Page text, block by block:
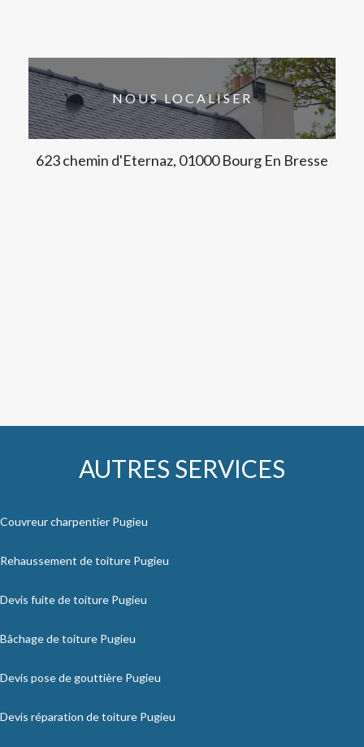
NOUS LOCALISER
623 chemin d'Eternaz, 01000 Bourg En Bresse
AUTRES SERVICES
Couvreur charpentier Pugieu
Rehaussement de toiture Pugieu
Devis fuite de toiture Pugieu
Bâchage de toiture Pugieu
Devis pose de gouttière Pugieu
Devis réparation de toiture Pugieu